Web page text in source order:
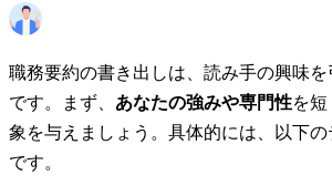
職務要約の書き出しは、読み手の興味を
です。まず、 あなたの強みや専門性を
象を与えましょう。具体的には、以下
です。